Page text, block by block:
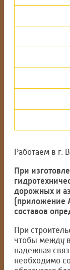
Работаем в г.
При
дорожных и
(приложение
составов
При
чтобы между
надежная
необходимо